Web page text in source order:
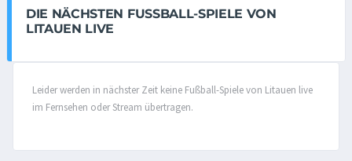
DIE NÄCHSTEN FUSSBALL-SPIELE VON L
ITAUEN LIVE
Leider werden in nächster Zeit keine Fußball-Spiele von Litauen live
im Fernsehen oder Stream übertragen.